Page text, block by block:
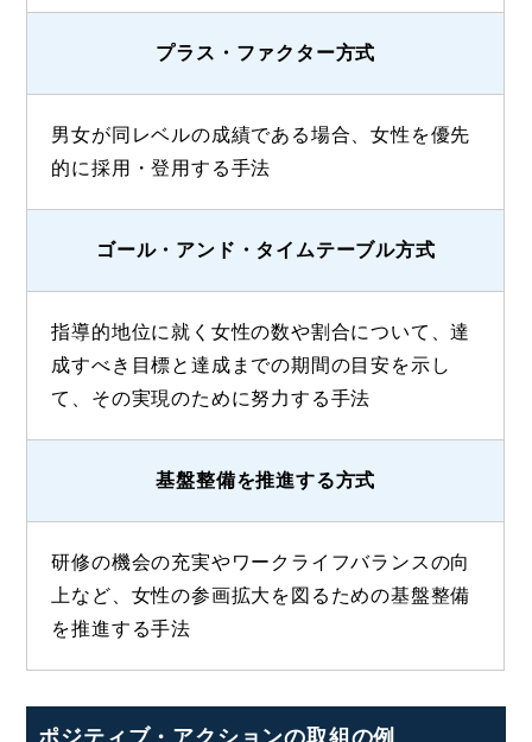
プラス・ファクター方式
男女が同レベルの成績である場合、女性を優先
的に採用・登用する手法
ゴール・アンド・タイムテーブル方式
指導的地位に就く女性の数や割合について、達
成すべき目標と達成までの期間の目安を示し
て、その実現のために努力する手法
基盤整備を推進する方式
研修の機会の充実やワークライフバランスの向
上など、女性の参画拡大を図るための基盤整備
を推進する手法
ポジティブ・アクションの取組の例